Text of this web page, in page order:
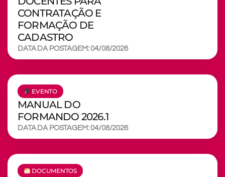
CONTRATAÇÃO E
FORMAÇÃO DE
CADASTRO
DATA DA POSTAGEM: 04/08/2026
EVENTO
MANUAL DO
FORMANDO 2026.1
DATA DA POSTAGEM: 04/08/2026
DOCUMENTOS